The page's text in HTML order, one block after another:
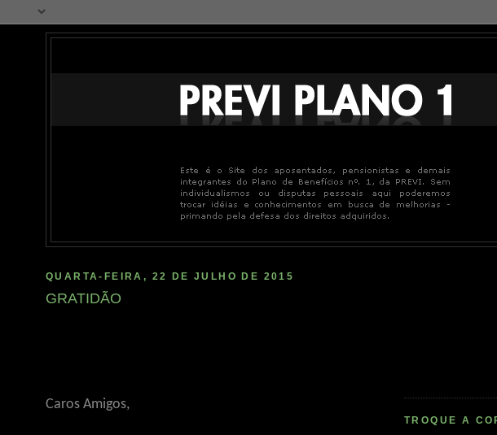
QUARTA-FEIRA, 22 DE JULHO DE 2015
GRATIDÃO
Caros Amigos,
TROQUE A